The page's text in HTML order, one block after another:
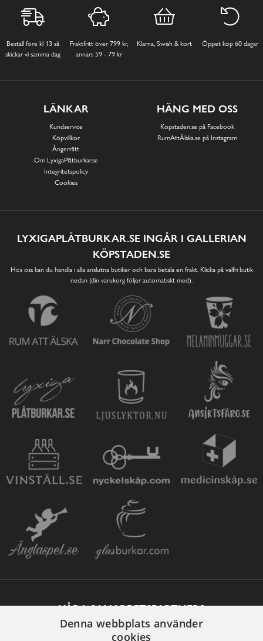
Beställ före kl 13 så
skickar vi samma dag
Fraktfritt över 799 kr,
annars 59 - 79 kr
Klarna, Swish & kort Öppet köp 60 dagar
LÄNKAR
Kundservice
Köpvillkor
Ångerrätt
Om LyxigaPlåtburkar.se
Integritetspolicy
Cookies
HÄNG MED OSS
Köpstaden.se på Facebook
RumAttÄlska.se på Instagram
LYXIGAPLÅTBURKAR.SE INGÅR I GALLERIAN
KÖPSTADEN.SE
Hos oss kan du handla i alla anslutna butiker och bara betala en frakt. Klicka på valfri butik
nedan (din varukorg följer automatiskt med):
VÅRA SAMARBETSPARTNERS
Denna webbplats använder
cookies